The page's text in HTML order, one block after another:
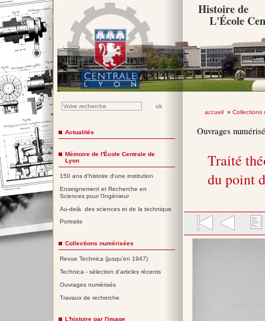
Histoire de
L'École
accueil» Collections
Ouvrages
Traité
du point
Actualités
Mémoire de l'École Centrale de
Lyon
150 ans d'histoire d'une institution
Enseignement et Recherche en
Sciences pour l'Ingénieur
Au-delà des sciences et de la technique
Portraits
Collections numérisées
Revue Technica (jusqu'en 1947)
Technica - sélection d'articles récents
Ouvrages numérisés
Travaux de recherche
L'histoire par l'image